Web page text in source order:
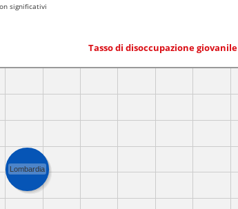
significativi
Tasso di disoccupazione giovanile
Lombardia